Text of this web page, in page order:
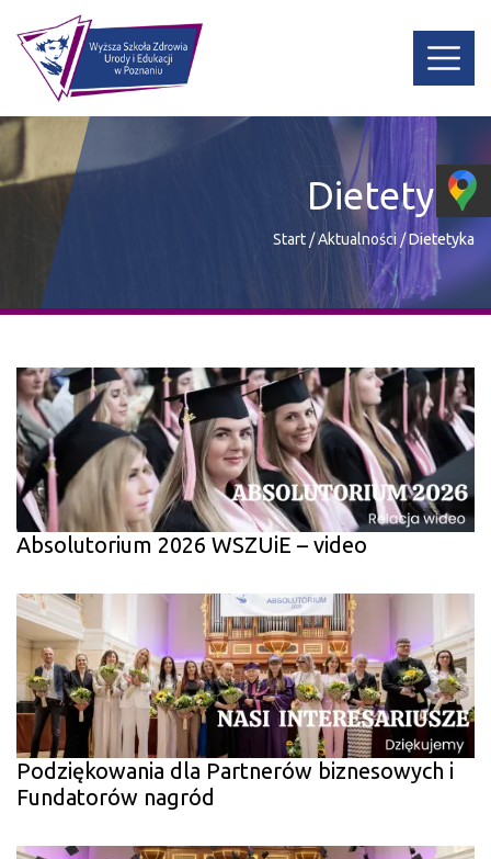
Dietetyka
Start/Aktualności /Dietetyka
Absolutorium 2026 WSZUiE – video
Podziękowania dla Partnerów biznesowych i
Fundatorów nagród